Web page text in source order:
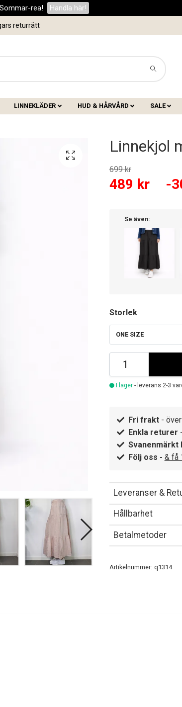
Sommar-rea! Handla här!
returrätt
LINNEKLÄDER HUD & HÅRVÅRD SALE
Linnekjol
699 kr
489 kr -
Se även:
Storlek
ONE SIZE
I lager- leverans 2-3
Fri frakt- över
Enkla returer
Svanenmärkt
Följ oss - & få
Leveranser &
Hållbarhet
Betalmetoder
Artikelnummer: q1314